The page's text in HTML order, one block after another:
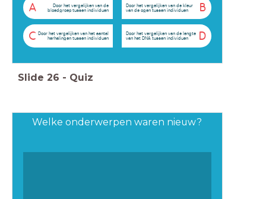
A
Door het vergelijken van de
bloedgroep tussen individuen
B
Door het vergelijken van de kleur
van de ogen tussen individuen
C Door het vergelijken van het aantal
herhalingen tussen individuen
D
Door het vergelijken van de lengte
van het DNA tussen individuen
Slide 26 - Quiz
Welke onderwerpen waren nieuw?